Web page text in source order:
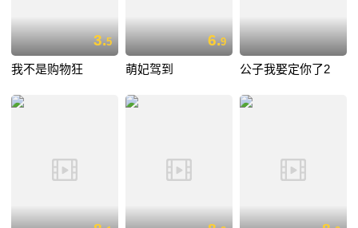
3.5
我不是购物狂
6.9
萌妃驾到 公子我娶定你了2